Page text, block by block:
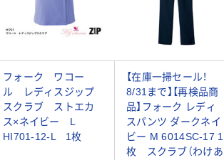
フォーク ワコー
ル レディスジップ
スクラブ ストエカ
ス×ネイビー L
HI701-12-L 1枚
【在庫一掃セール！
8/31まで】【再検品商
品】フォーク レディ
スパンツ ダークネイ
ビー M 6014SC-17 1
枚 スクラブ（わけあ